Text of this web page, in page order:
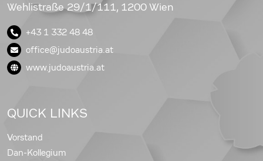
Wehlistraße 29/1/111, 1200 Wien
+43 1 332 48 48
office@judoaustria.at
www.judoaustria.at
QUICK LINKS
Vorstand
Dan-Kollegium